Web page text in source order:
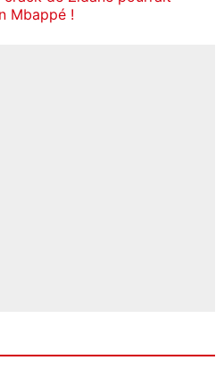
Mbappé !